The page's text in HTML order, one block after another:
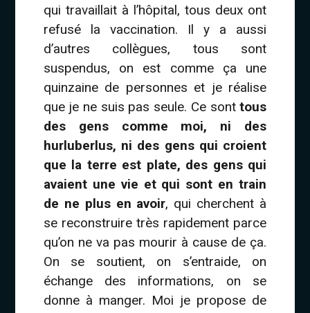
qui travaillait à l’hôpital, tous deux ont
refusé la vaccination. Il y a aussi
d’autres collègues, tous sont
suspendus, on est comme ça une
quinzaine de personnes et je réalise
que je ne suis pas seule. Ce sonttous
des gens comme moi, ni des
hurluberlus, ni des gens qui croient
que la terre est plate, des gens qui
avaient une vie et qui sont en train
de ne plus en avoir, qui cherchent à
se reconstruire très rapidement parce
qu’on ne va pas mourir à cause de ça.
On se soutient, on s’entraide, on
échange des informations, on se
donne à manger. Moi je propose de